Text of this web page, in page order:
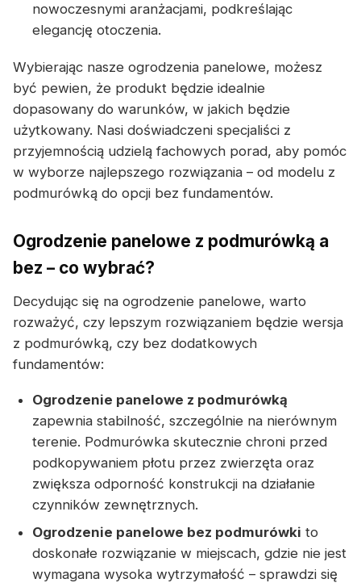
nowoczesnymi aranżacjami, podkreślając
elegancję otoczenia.
Wybierając nasze ogrodzenia panelowe, możesz
być pewien, że produkt będzie idealnie
dopasowany do warunków, w jakich będzie
użytkowany. Nasi doświadczeni specjaliści z
przyjemnością udzielą fachowych porad, aby pomóc
w wyborze najlepszego rozwiązania – od modelu z
podmurówką do opcji bez fundamentów.
Ogrodzenie panelowe z podmurówką a
bez – co wybrać?
Decydując się na ogrodzenie panelowe, warto
rozważyć, czy lepszym rozwiązaniem będzie wersja
z podmurówką, czy bez dodatkowych
fundamentów:
Ogrodzenie panelowe z podmurówką
zapewnia stabilność, szczególnie na nierównym
terenie. Podmurówka skutecznie chroni przed
podkopywaniem płotu przez zwierzęta oraz
zwiększa odporność konstrukcji na działanie
czynników zewnętrznych.
Ogrodzenie panelowe bez podmurówki to
doskonałe rozwiązanie w miejscach, gdzie nie jest
wymagana wysoka wytrzymałość – sprawdzi się